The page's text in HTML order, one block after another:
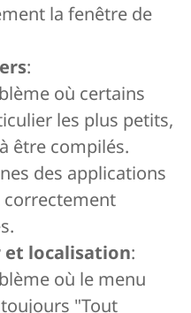
la fenêtre de
:
où certains
les plus petits,
être compilés.
des applications
correctement
localisation:
où le menu
"Tout